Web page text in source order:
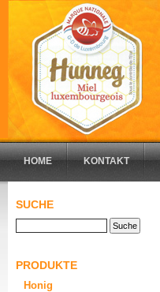
HOME KONTAKT
SUCHE
PRODUKTE
Honig